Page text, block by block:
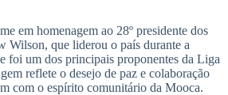
em homenagem ao 28º presidente dos
Wilson, que liderou o país durante a
foi um dos principais proponentes da Liga
reflete o desejo de paz e colaboração
com o espírito comunitário da Mooca.